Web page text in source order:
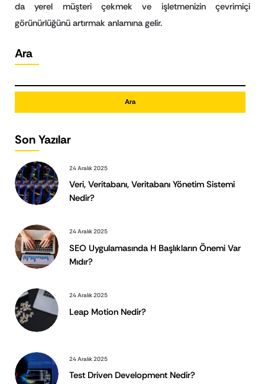
da yerel müşteri çekmek ve işletmenizin çevrimiçi
görünürlüğünü artırmak anlamına gelir.
Ara
Ara
Son Yazılar
24 Aralık 2025
Veri, Veritabanı, Veritabanı Yönetim Sistemi
Nedir?
24 Aralık 2025
SEO Uygulamasında H Başlıkların Önemi Var
Mıdır?
24 Aralık 2025
Leap Motion Nedir?
24 Aralık 2025
Test Driven Development Nedir?